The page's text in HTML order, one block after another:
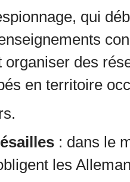
qui
des
en territoire
: dans le
les